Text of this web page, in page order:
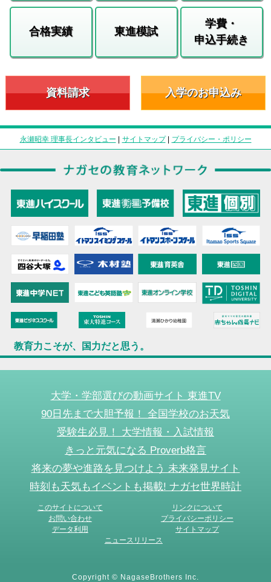
合格実績 東進模試
学費・
申込手続き
資料請求 入学のお申込み
永瀬昭幸 理事長インタビュー | サイトマップ| プライバシー・ポリシー
教育力こそが、国力だと思う。
大学・学部選びの動画サイト 東進TV
90日先まで大胆予報！ 全国学校のお天気
受験生必見！ 大学情報・入試情報
きっと元気になる Proverb格言
将来の夢や進路を見つけよう 未来発見サイト
時刻も天気もイベントも掲載! ナガセ世界時計
このサイトについて
リンクについて
お問い合わせ
プライバシーポリシー
データ利用
サイトマップ
ニュースリリース
Copyright © NagaseBrothers Inc.